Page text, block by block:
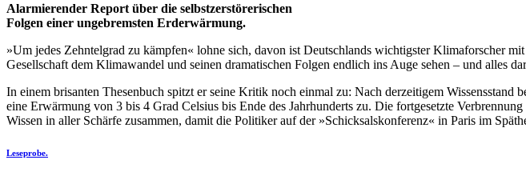
Alarmierender Report über die selbstzerstörerischen
Folgen einer ungebremsten Erderwärmung.
»Um jedes Zehntelgrad zu kämpfen« lohne sich, davon ist Deutschlands wichtigster Klimaforscher
Gesellschaft dem Klimawandel und seinen dramatischen Folgen endlich ins Auge sehen – und alles
In einem brisanten Thesenbuch spitzt er seine Kritik noch einmal zu: Nach derzeitigem
eine Erwärmung von 3 bis 4 Grad Celsius bis Ende des Jahrhunderts zu. Die fortgesetzte
Wissen in aller Schärfe zusammen, damit die Politiker auf der »Schicksalskonferenz« in Paris im
Leseprobe.